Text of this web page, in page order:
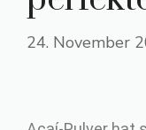
24. November